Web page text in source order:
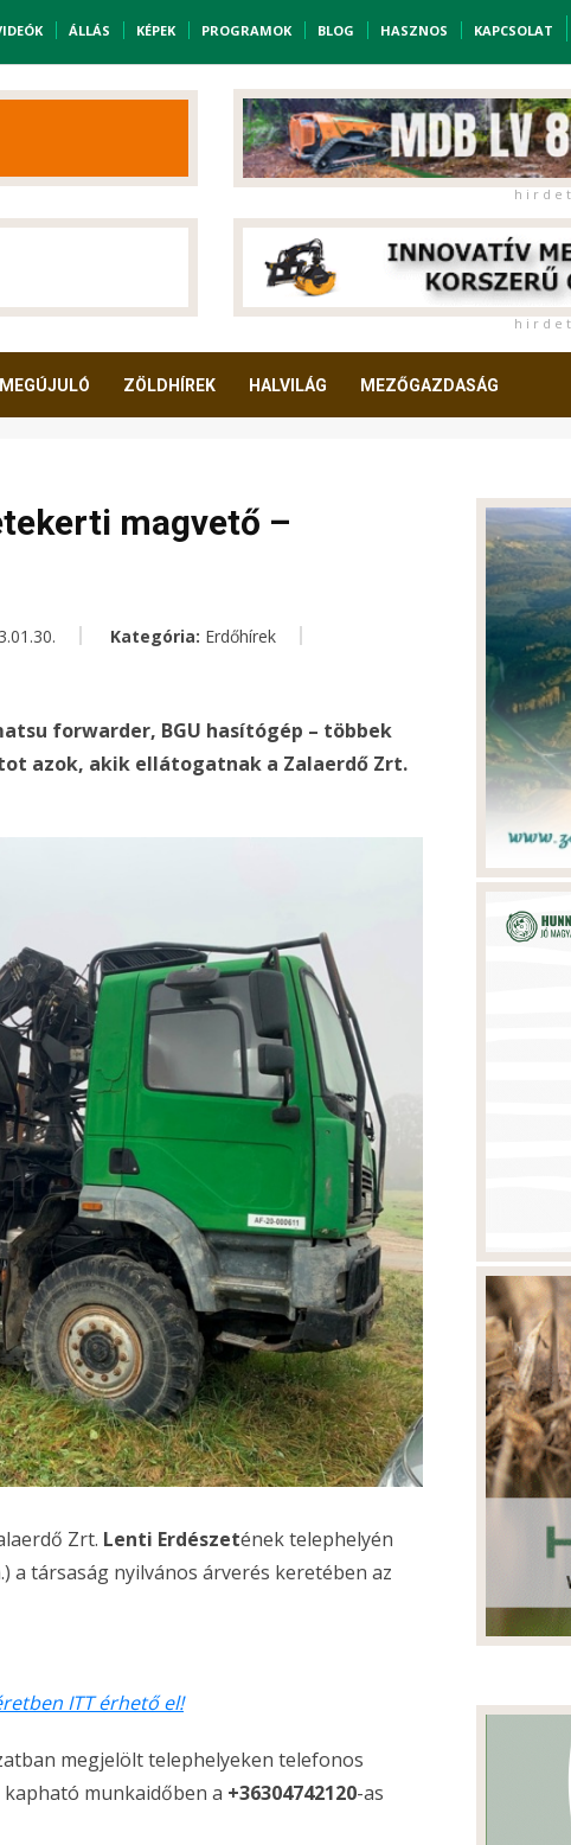
ÁLLÁS KÉPEK PROGRAMOK BLOG HASZNOS KAPCSOLAT
h i r d e
h i r d e
MEGÚJULÓ ZÖLDHÍREK HALVILÁG MEZŐGAZDASÁG
magvető –
Kategória: Erdőhírek
forwarder, BGU hasítógép – többek
azok, akik ellátogatnak a Zalaerdő Zrt.
Zrt. Lenti Erdészetének telephelyén
a társaság nyilvános árverés keretében az
ITT érhető el!
megjelölt telephelyeken telefonos
munkaidőben a +36304742120-as